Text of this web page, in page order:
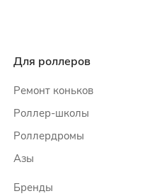
Для роллеров
Ремонт коньков
Роллер-школы
Роллердромы
Азы
Бренды